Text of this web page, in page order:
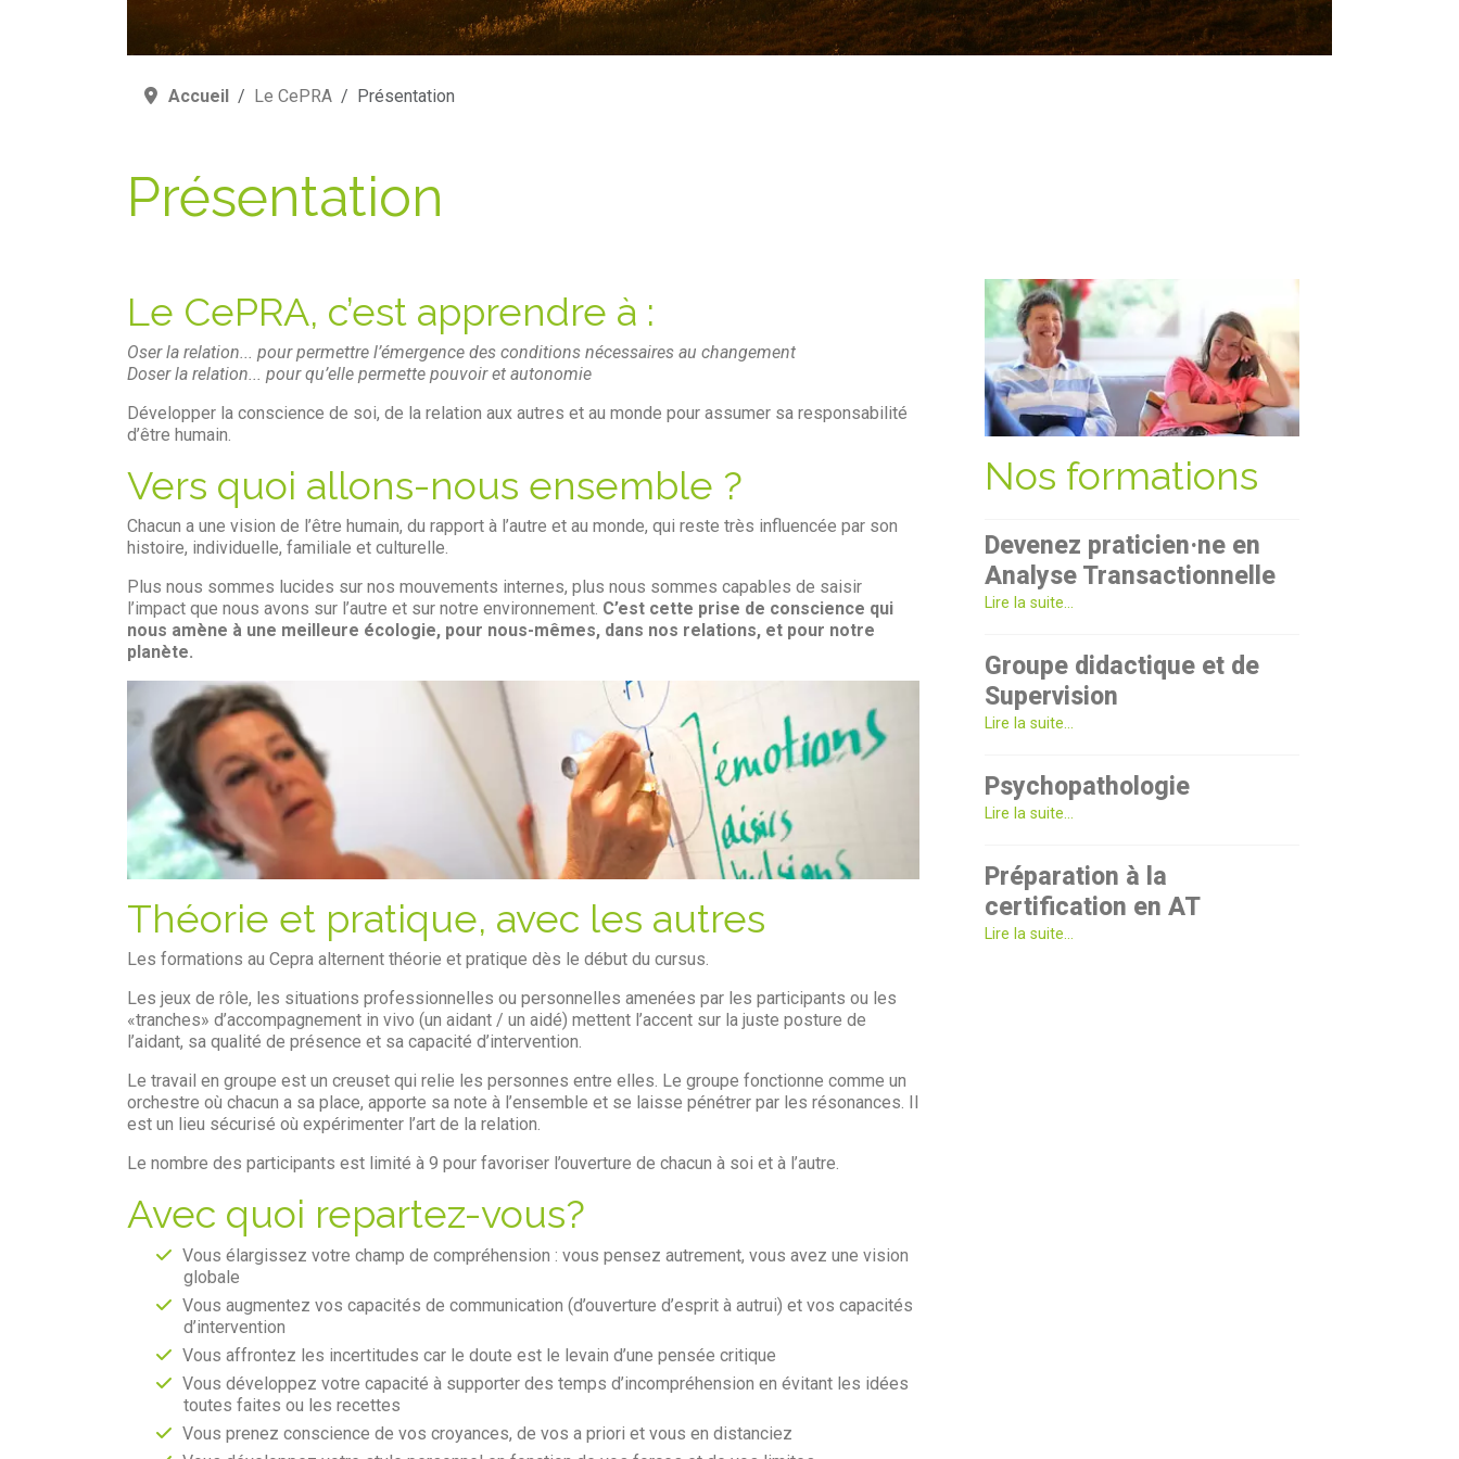
Accueil Le CePRA Présentation
Présentation
Le CePRA, c’est apprendre à :
Oser la relation... pour permettre l’émergence des conditions nécessaires au changement
Doser la relation... pour qu’elle permette pouvoir et autonomie
Développer la conscience de soi, de la relation aux autres et au monde pour assumer sa responsabilité
d’être humain.
Vers quoi allons-nous ensemble ?
Chacun a une vision de l’être humain, du rapport à l’autre et au monde, qui reste très influencée par son
histoire, individuelle, familiale et culturelle.
Plus nous sommes lucides sur nos mouvements internes, plus nous sommes capables de saisir
l’impact que nous avons sur l’autre et sur notre environnement. C’est cette prise de conscience qui
nous amène à une meilleure écologie, pour nous-mêmes, dans nos relations, et pour notre
planète.
Théorie et pratique, avec les autres
Les formations au Cepra alternent théorie et pratique dès le début du cursus.
Les jeux de rôle, les situations professionnelles ou personnelles amenées par les participants ou les
«tranches» d’accompagnement in vivo (un aidant / un aidé) mettent l’accent sur la juste posture de
l’aidant, sa qualité de présence et sa capacité d’intervention.
Le travail en groupe est un creuset qui relie les personnes entre elles. Le groupe fonctionne comme un
orchestre où chacun a sa place, apporte sa note à l’ensemble et se laisse pénétrer par les résonances. Il
est un lieu sécurisé où expérimenter l’art de la relation.
Le nombre des participants est limité à 9 pour favoriser l’ouverture de chacun à soi et à l’autre.
Avec quoi repartez-vous?
Vous élargissez votre champ de compréhension : vous pensez autrement, vous avez une vision
globale
Vous augmentez vos capacités de communication (d’ouverture d’esprit à autrui) et vos capacités
d’intervention
Vous affrontez les incertitudes car le doute est le levain d’une pensée critique
Vous développez votre capacité à supporter des temps d’incompréhension en évitant les idées
toutes faites ou les recettes
Vous prenez conscience de vos croyances, de vos a priori et vous en distanciez
Nos formations
Devenez praticien·ne en
Analyse Transactionnelle
Lire la suite...
Groupe didactique et de
Supervision
Lire la suite...
Psychopathologie
Lire la suite...
Préparation à la
certification en AT
Lire la suite...